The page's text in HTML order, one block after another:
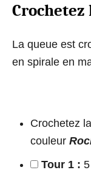
Crochetez
La queue est
en spirale en
Crochetez
couleur
Tour 1 :